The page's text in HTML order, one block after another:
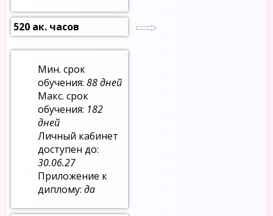
520 ак. часов
Мин. срок
обучения:88 дней
Макс. срок
обучения: 182
дней
Личный кабинет
доступен до:
30.06.27
Приложение к
диплому:да